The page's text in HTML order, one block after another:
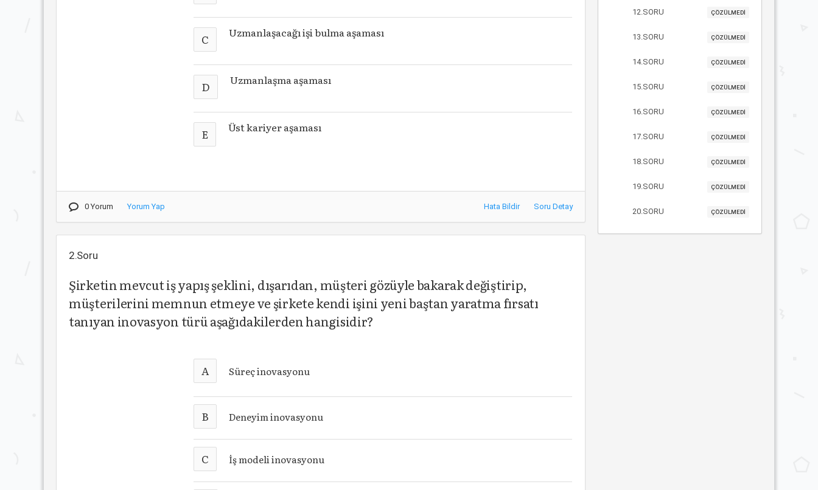
C Uzmanlaşacağı işi bulma aşaması
D Uzmanlaşma aşaması
E Üst kariyer aşaması
0 Yorum Yorum Yap Hata Bildir Soru Detay
2.Soru
Şirketin mevcut iş yapış şeklini, dışarıdan, müşteri gözüyle bakarak değiştirip,
müşterilerini memnun etmeye ve şirkete kendi işini yeni baştan yaratma fırsatı
tanıyan inovasyon türü aşağıdakilerden hangisidir?
A Süreç inovasyonu
B Deneyim inovasyonu
C İş modeli inovasyonu
12.SORU ÇÖZÜLMEDİ
13.SORU ÇÖZÜLMEDİ
14.SORU ÇÖZÜLMEDİ
15.SORU ÇÖZÜLMEDİ
16.SORU ÇÖZÜLMEDİ
17.SORU ÇÖZÜLMEDİ
18.SORU ÇÖZÜLMEDİ
19.SORU ÇÖZÜLMEDİ
20.SORU ÇÖZÜLMEDİ